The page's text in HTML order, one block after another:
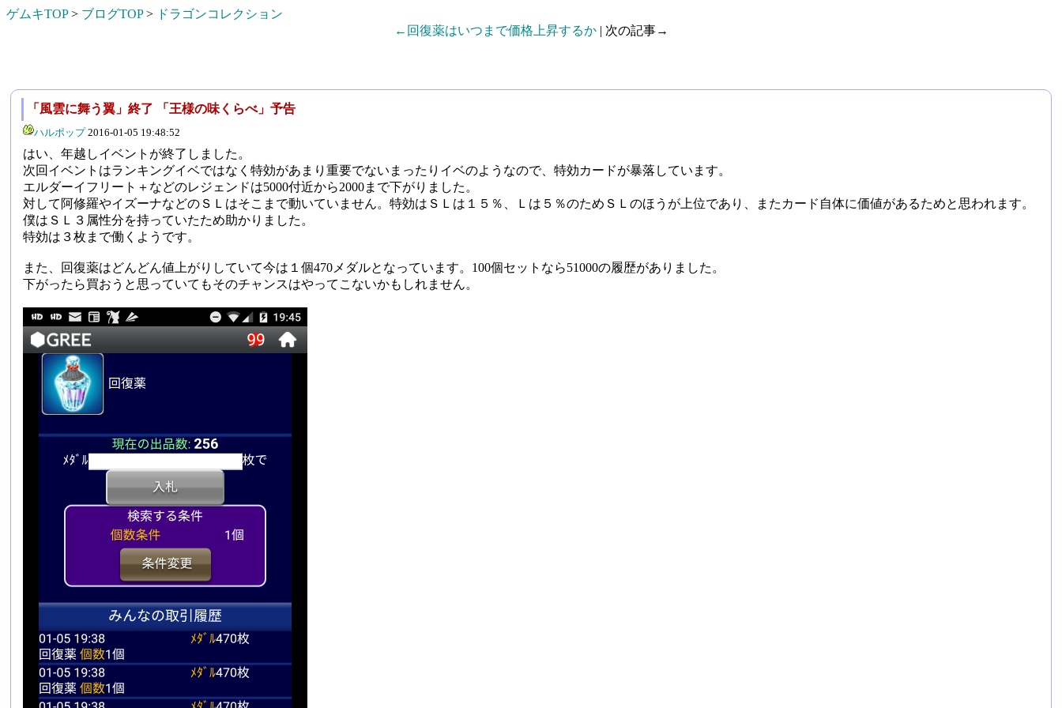
ゲムキTOP> ブログTOP> ドラゴンコレクション
←回復薬はいつまで価格上昇するか| 次の記事→
「風雲に舞う翼」終了 「王様の味くらべ」予告
ハルポップ2016-01-05 19:48:52
はい、年越しイベントが終了しました。
次回イベントはランキングイベではなく特効があまり重要でないまったりイベのようなので、特効カードが暴落しています。
エルダーイフリート＋などのレジェンドは5000付近から2000まで下がりました。
対して阿修羅やイズーナなどのＳＬはそこまで動いていません。特効はＳＬは１５％、Ｌは５％のためＳＬのほうが上位であり、またカード自体に価値があるためと思われます。
僕はＳＬ３属性分を持っていたため助かりました。
特効は３枚まで働くようです。
また、回復薬はどんどん値上がりしていて今は１個470メダルとなっています。100個セットなら51000の履歴がありました。
下がったら買おうと思っていてもそのチャンスはやってこないかもしれません。